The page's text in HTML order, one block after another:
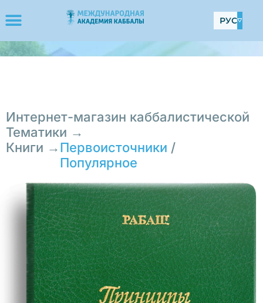
РУС
Интернет-магазин каббалистической
Тематики →
Книги →Первоисточники /
Популярное